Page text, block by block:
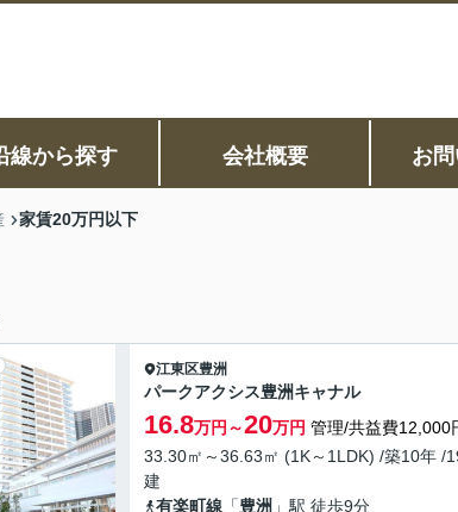
線から探す 会社概要 お
家賃20万円以下
江東区豊洲
パークアクシス豊洲キャナル
16.8万円～20万円 管理/共益費12,000
33.30㎡～36.63㎡ (1K～1LDK) /築10年 /
建
有楽町線 「豊洲 」駅 徒歩9分